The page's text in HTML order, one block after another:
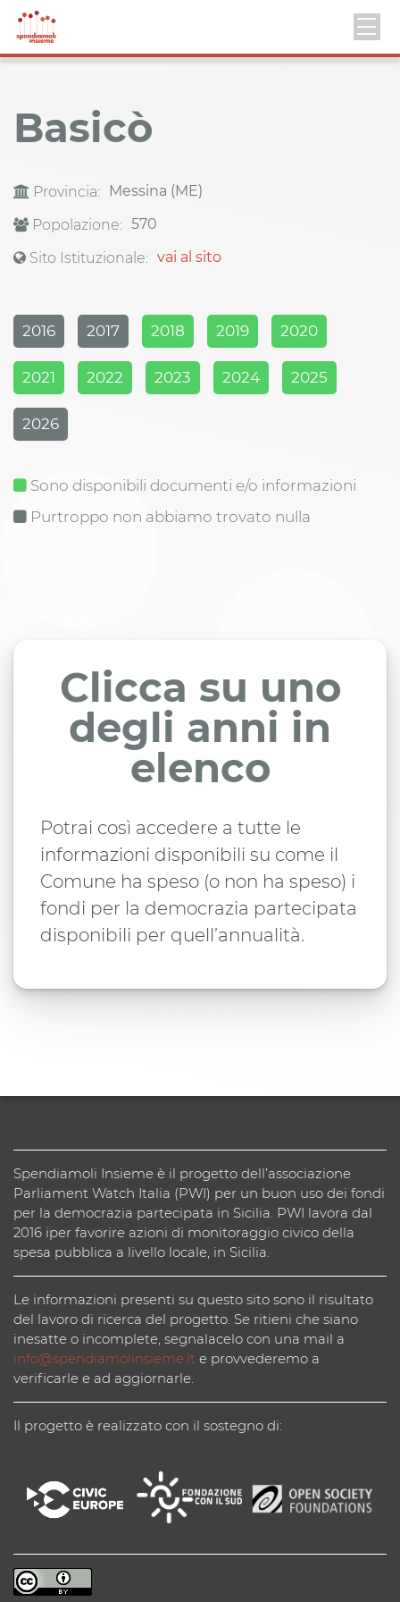
Basicò
Provincia:
Messina (ME)
Popolazione: 570
Sito Istituzionale: vai al sito
2016 2017 2018 2019 2020
2021 2022 2023 2024 2025
2026
Sono disponibili documenti e/o informazioni
Purtroppo non abbiamo trovato nulla
Clicca su uno
degli anni in
elenco
Potrai così accedere a tutte le
informazioni disponibili su come il
Comune ha speso (o non ha speso) i
fondi per la democrazia partecipata
disponibili per quell’annualità.
Spendiamoli Insieme è il progetto dell’associazione
Parliament Watch Italia (PWI) per un buon uso dei fondi
per la democrazia partecipata in Sicilia. PWI lavora dal
2016 iper favorire azioni di monitoraggio civico della
spesa pubblica a livello locale, in Sicilia.
Le informazioni presenti su questo sito sono il risultato
del lavoro di ricerca del progetto. Se ritieni che siano
inesatte o incomplete, segnalacelo con una mail a
info@spendiamolinsieme.it e provvederemo a
verificarle e ad aggiornarle.
Il progetto è realizzato con il sostegno di: